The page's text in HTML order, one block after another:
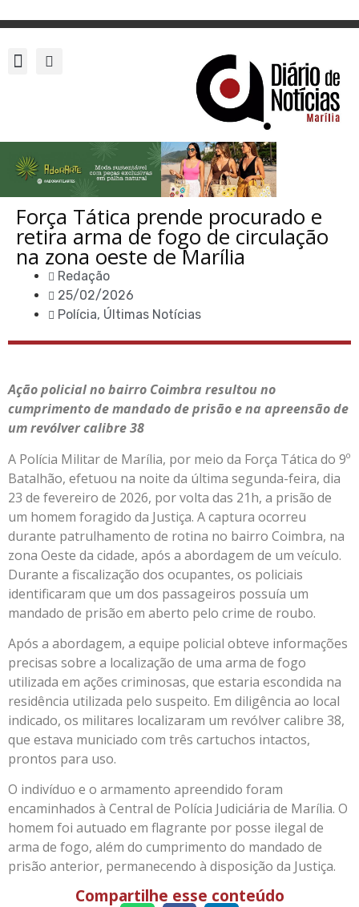
Força Tática prende procurado e
retira arma de fogo de circulação
na zona oeste de Marília
Redação
25/02/2026
Polícia, Últimas Notícias
Ação policial no bairro Coimbra resultou no
cumprimento de mandado de prisão e na apreensão de
um revólver calibre 38
A Polícia Militar de Marília, por meio da Força Tática do 9º
Batalhão, efetuou na noite da última segunda-feira, dia
23 de fevereiro de 2026, por volta das 21h, a prisão de
um homem foragido da Justiça. A captura ocorreu
durante patrulhamento de rotina no bairro Coimbra, na
zona Oeste da cidade, após a abordagem de um veículo.
Durante a fiscalização dos ocupantes, os policiais
identificaram que um dos passageiros possuía um
mandado de prisão em aberto pelo crime de roubo.
Após a abordagem, a equipe policial obteve informações
precisas sobre a localização de uma arma de fogo
utilizada em ações criminosas, que estaria escondida na
residência utilizada pelo suspeito. Em diligência ao local
indicado, os militares localizaram um revólver calibre 38,
que estava municiado com três cartuchos intactos,
prontos para uso.
O indivíduo e o armamento apreendido foram
encaminhados à Central de Polícia Judiciária de Marília. O
homem foi autuado em flagrante por posse ilegal de
arma de fogo, além do cumprimento do mandado de
prisão anterior, permanecendo à disposição da Justiça.
Compartilhe esse conteúdo